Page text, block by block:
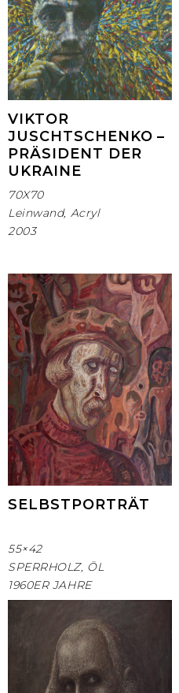
VIKTOR
JUSCHTSCHENKO –
PRÄSIDENT DER
UKRAINE
70X70
Leinwand, Acryl
2003
SELBSTPORTRÄT
55×42
SPERRHOLZ, ÖL
1960ER JAHRE